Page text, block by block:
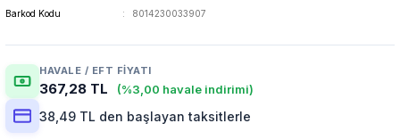
Barkod Kodu
8014230033907
HAVALE / EFT FIYATI
367,28 TL (%3,00 havale indirimi)
38,49 TL den başlayan taksitlerle